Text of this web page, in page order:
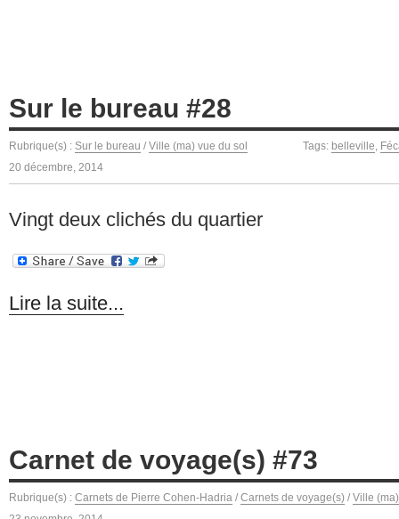
Sur le bureau #28
Rubrique(s) : Sur le bureau / Ville (ma) vue du sol Tags: belleville,
20 décembre, 2014
Vingt deux clichés du quartier
Lire la suite...
Carnet de voyage(s) #73
Rubrique(s) : Carnets de Pierre Cohen-Hadria / Carnets de voyage(s) / Ville